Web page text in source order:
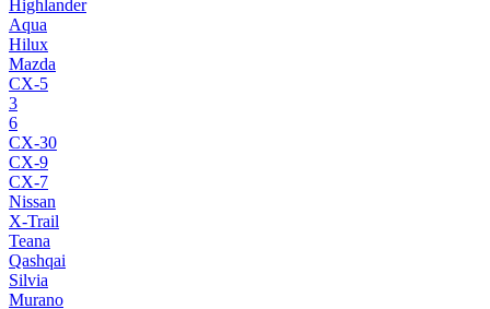
Highlander
Aqua
Hilux
Mazda
CX-5
3
6
CX-30
CX-9
CX-7
Nissan
X-Trail
Teana
Qashqai
Silvia
Murano